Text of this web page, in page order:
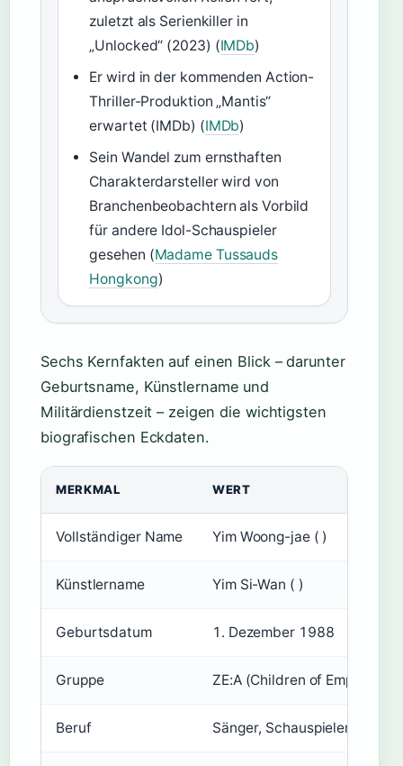
zuletzt als Serienkiller in
„Unlocked“ (2023) (IMDb)
Er wird in der kommenden Action-
Thriller-Produktion „Mantis“
erwartet (IMDb) (IMDb)
Sein Wandel zum ernsthaften
Charakterdarsteller wird von
Branchenbeobachtern als Vorbild
für andere Idol-Schauspieler
gesehen (Madame Tussauds
Hongkong)
Sechs Kernfakten auf einen Blick – darunter
Geburtsname, Künstlername und
Militärdienstzeit – zeigen die wichtigsten
biografischen Eckdaten.
MERKMAL WERT
Vollständiger Name Yim Woong-jae ( )
Künstlername Yim Si-Wan ( )
Geburtsdatum 1. Dezember 1988
Gruppe ZE:A (Children of Empire)
Beruf Sänger, Schauspieler